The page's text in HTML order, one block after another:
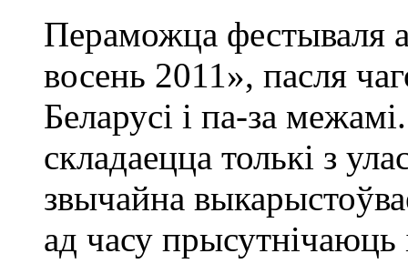
Пераможца фестываля
восень 2011», пасля
Беларусі і па-за
складаецца толькі з
звычайна
ад часу